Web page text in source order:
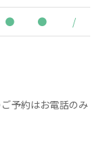
● ● /
予約はお電話のみ